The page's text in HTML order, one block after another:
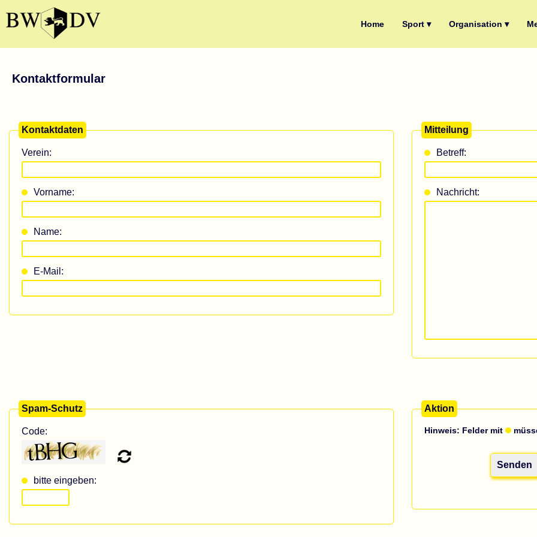
Home Sport ▾ Organisation ▾
Kontaktformular
Kontaktdaten
Verein:
Vorname:
Name:
E-Mail:
Mitteilung
Betreff:
Nachricht:
Spam-Schutz
Code:
bitte eingeben:
Aktion
Hinweis: Felder mit
Senden